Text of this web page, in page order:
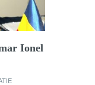
Ionel